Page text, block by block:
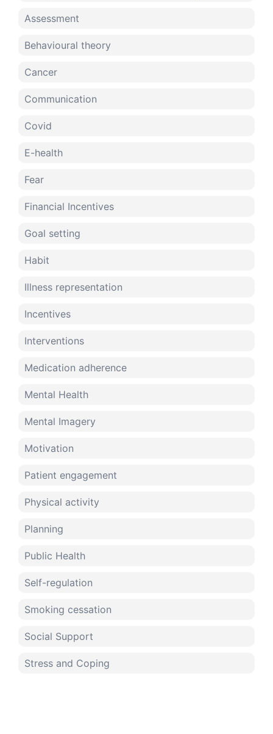
Assessment
Behavioural theory
Cancer
Communication
Covid
E-health
Fear
Financial Incentives
Goal setting
Habit
Illness representation
Incentives
Interventions
Medication adherence
Mental Health
Mental Imagery
Motivation
Patient engagement
Physical activity
Planning
Public Health
Self-regulation
Smoking cessation
Social Support
Stress and Coping